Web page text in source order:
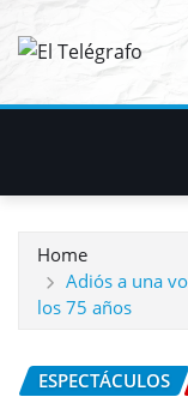
Home
Adiós a una
los 75 años
ESPECTÁCULOS